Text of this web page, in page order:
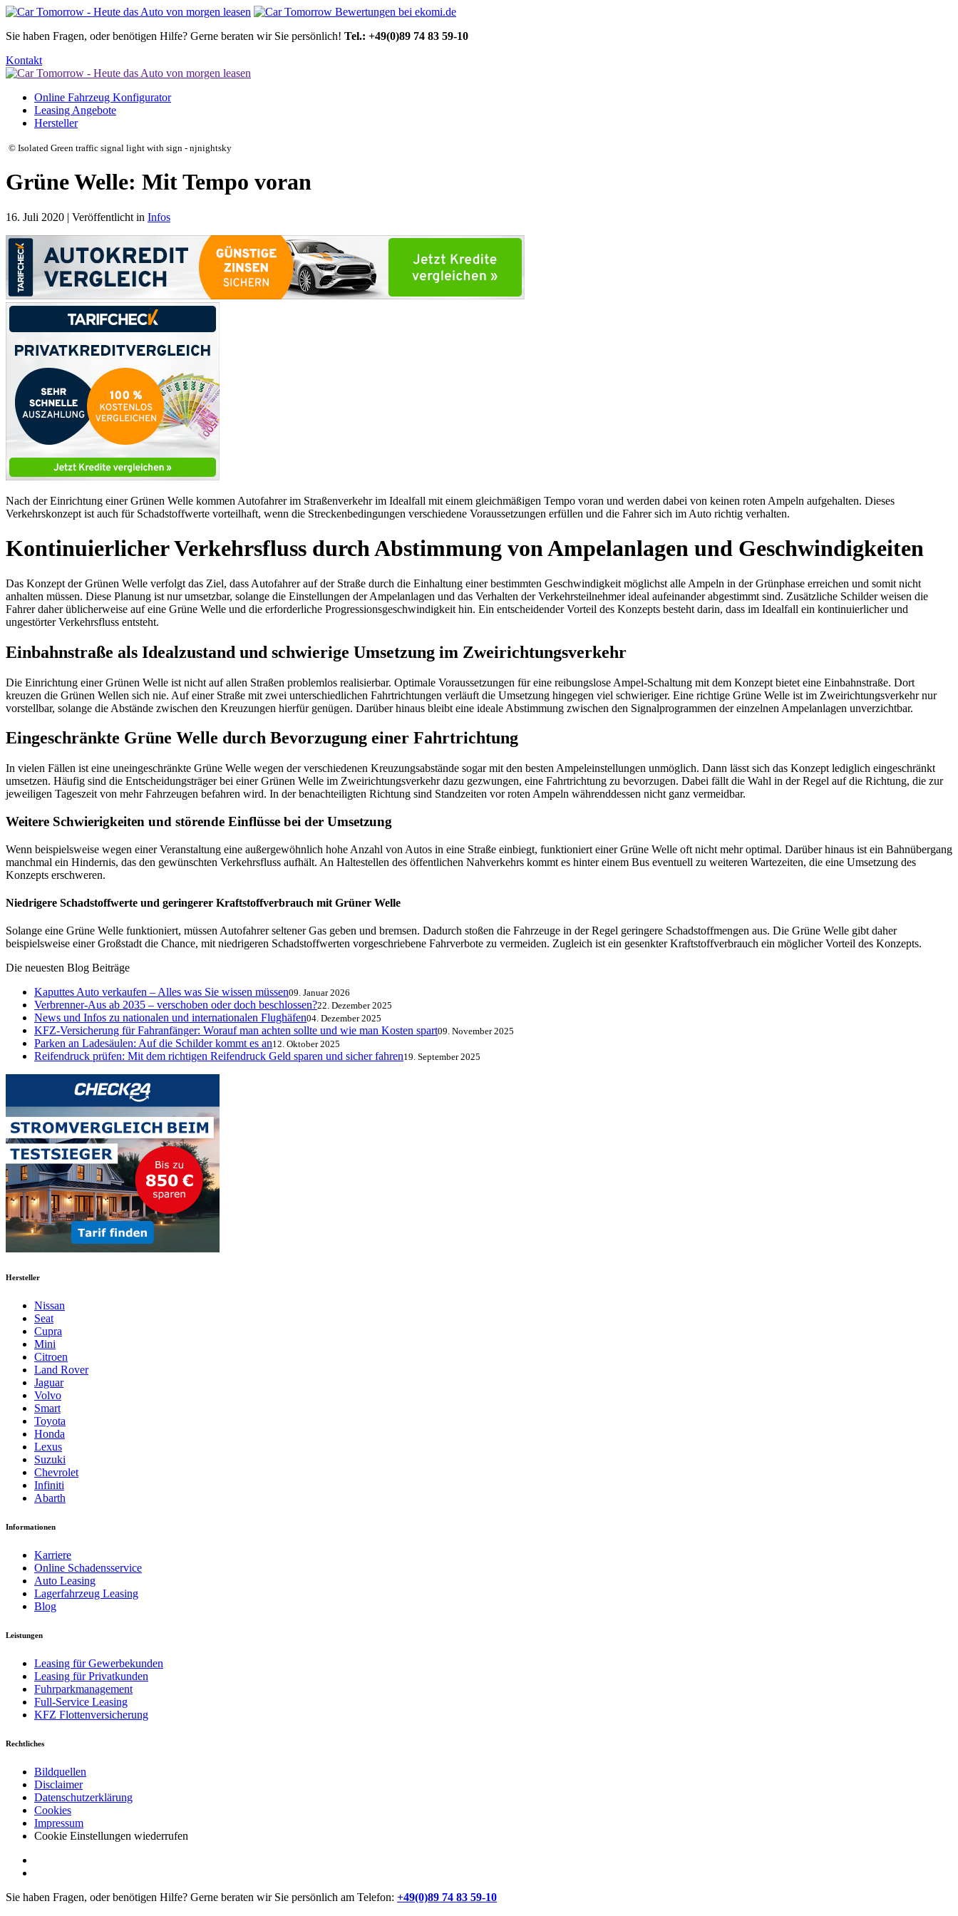
Sie haben Fragen, oder benötigen Hilfe? Gerne beraten wir Sie persönlich! Tel.: +49(0)89 74 83 59-10
Kontakt
Online Fahrzeug Konfigurator
Leasing Angebote
Hersteller
© Isolated Green traffic signal light with sign - njnightsky
Grüne Welle: Mit Tempo voran
16. Juli 2020 | Veröffentlicht in Infos
Nach der Einrichtung einer Grünen Welle kommen Autofahrer im Straßenverkehr im Idealfall mit einem gleichmäßigen Tempo voran und werden dabei von keinen roten Ampeln aufgehalten. Dieses
Verkehrskonzept ist auch für Schadstoffwerte vorteilhaft, wenn die Streckenbedingungen verschiedene Voraussetzungen erfüllen und die Fahrer sich im Auto richtig verhalten.
Kontinuierlicher Verkehrsfluss durch Abstimmung von Ampelanlagen und Geschwindigkeiten
Das Konzept der Grünen Welle verfolgt das Ziel, dass Autofahrer auf der Straße durch die Einhaltung einer bestimmten Geschwindigkeit möglichst alle Ampeln in der Grünphase erreichen und somit nicht
anhalten müssen. Diese Planung ist nur umsetzbar, solange die Einstellungen der Ampelanlagen und das Verhalten der Verkehrsteilnehmer ideal aufeinander abgestimmt sind. Zusätzliche Schilder weisen die
Fahrer daher üblicherweise auf eine Grüne Welle und die erforderliche Progressionsgeschwindigkeit hin. Ein entscheidender Vorteil des Konzepts besteht darin, dass im Idealfall ein kontinuierlicher und
ungestörter Verkehrsfluss entsteht.
Einbahnstraße als Idealzustand und schwierige Umsetzung im Zweirichtungsverkehr
Die Einrichtung einer Grünen Welle ist nicht auf allen Straßen problemlos realisierbar. Optimale Voraussetzungen für eine reibungslose Ampel-Schaltung mit dem Konzept bietet eine Einbahnstraße. Dort
kreuzen die Grünen Wellen sich nie. Auf einer Straße mit zwei unterschiedlichen Fahrtrichtungen verläuft die Umsetzung hingegen viel schwieriger. Eine richtige Grüne Welle ist im Zweirichtungsverkehr nur
vorstellbar, solange die Abstände zwischen den Kreuzungen hierfür genügen. Darüber hinaus bleibt eine ideale Abstimmung zwischen den Signalprogrammen der einzelnen Ampelanlagen unverzichtbar.
Eingeschränkte Grüne Welle durch Bevorzugung einer Fahrtrichtung
In vielen Fällen ist eine uneingeschränkte Grüne Welle wegen der verschiedenen Kreuzungsabstände sogar mit den besten Ampeleinstellungen unmöglich. Dann lässt sich das Konzept lediglich eingeschränkt
umsetzen. Häufig sind die Entscheidungsträger bei einer Grünen Welle im Zweirichtungsverkehr dazu gezwungen, eine Fahrtrichtung zu bevorzugen. Dabei fällt die Wahl in der Regel auf die Richtung, die zur
jeweiligen Tageszeit von mehr Fahrzeugen befahren wird. In der benachteiligten Richtung sind Standzeiten vor roten Ampeln währenddessen nicht ganz vermeidbar.
Weitere Schwierigkeiten und störende Einflüsse bei der Umsetzung
Wenn beispielsweise wegen einer Veranstaltung eine außergewöhnlich hohe Anzahl von Autos in eine Straße einbiegt, funktioniert einer Grüne Welle oft nicht mehr optimal. Darüber hinaus ist ein Bahnübergang
manchmal ein Hindernis, das den gewünschten Verkehrsfluss aufhält. An Haltestellen des öffentlichen Nahverkehrs kommt es hinter einem Bus eventuell zu weiteren Wartezeiten, die eine Umsetzung des
Konzepts erschweren.
Niedrigere Schadstoffwerte und geringerer Kraftstoffverbrauch mit Grüner Welle
Solange eine Grüne Welle funktioniert, müssen Autofahrer seltener Gas geben und bremsen. Dadurch stoßen die Fahrzeuge in der Regel geringere Schadstoffmengen aus. Die Grüne Welle gibt daher
beispielsweise einer Großstadt die Chance, mit niedrigeren Schadstoffwerten vorgeschriebene Fahrverbote zu vermeiden. Zugleich ist ein gesenkter Kraftstoffverbrauch ein möglicher Vorteil des Konzepts.
Die neuesten Blog Beiträge
Kaputtes Auto verkaufen – Alles was Sie wissen müssen09. Januar 2026
Verbrenner-Aus ab 2035 – verschoben oder doch beschlossen?22. Dezember 2025
News und Infos zu nationalen und internationalen Flughäfen04. Dezember 2025
KFZ-Versicherung für Fahranfänger: Worauf man achten sollte und wie man Kosten spart09. November 2025
Parken an Ladesäulen: Auf die Schilder kommt es an12. Oktober 2025
Reifendruck prüfen: Mit dem richtigen Reifendruck Geld sparen und sicher fahren19. September 2025
Hersteller
Nissan
Seat
Cupra
Mini
Citroen
Land Rover
Jaguar
Volvo
Smart
Toyota
Honda
Lexus
Suzuki
Chevrolet
Infiniti
Abarth
Informationen
Karriere
Online Schadensservice
Auto Leasing
Lagerfahrzeug Leasing
Blog
Leistungen
Leasing für Gewerbekunden
Leasing für Privatkunden
Fuhrparkmanagement
Full-Service Leasing
KFZ Flottenversicherung
Rechtliches
Bildquellen
Disclaimer
Datenschutzerklärung
Cookies
Impressum
Cookie Einstellungen wiederrufen
Sie haben Fragen, oder benötigen Hilfe? Gerne beraten wir Sie persönlich am Telefon: +49(0)89 74 83 59-10